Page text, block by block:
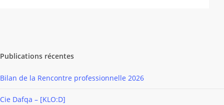
Publications récentes
Bilan de la Rencontre professionnelle 2026
Cie Dafqa – [KLO:D]